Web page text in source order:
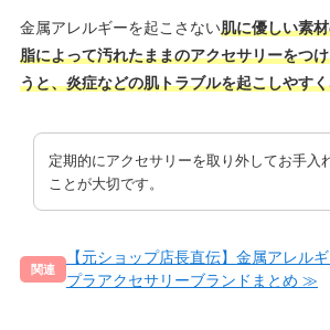
金属アレルギーを起こさない肌に優しい素
脂によって汚れたままのアクセサリーをつ
うと、炎症などの肌トラブルを起こしやす
定期的にアクセサリーを取り外してお手入
ことが大切です。
【元ショップ店長直伝】金属アレル
プラアクセサリーブランドまとめ